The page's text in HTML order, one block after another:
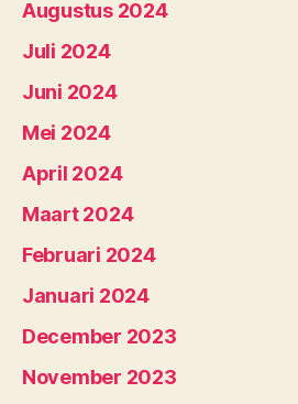
Augustus 2024
Juli 2024
Juni 2024
Mei 2024
April 2024
Maart 2024
Februari 2024
Januari 2024
December 2023
November 2023